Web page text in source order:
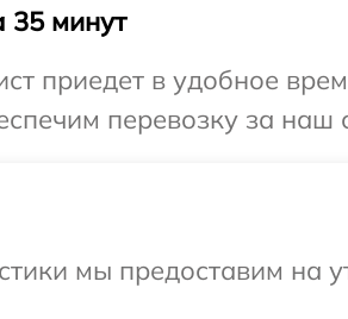
35 минут
приедет в удобное
перевозку за наш
мы предоставим на